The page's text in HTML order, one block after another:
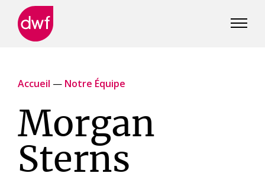
Accueil — Notre Équipe
Morgan
Sterns